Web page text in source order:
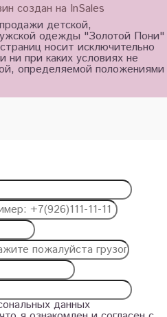
создан на InSales
детской,
одежды "Золотой Пони"
носит исключительно
при каких условиях не
определяемой положениями
данных